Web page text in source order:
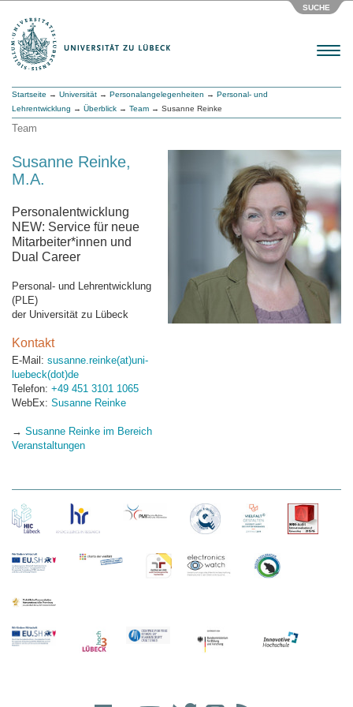
SUCHE
Menu
Startseite → Universität → Personalangelegenheiten → Personal- und
Lehrentwicklung → Überblick → Team → Susanne Reinke
Team
Susanne Reinke,
M.A.
Personalentwicklung
NEW: Service für neue
Mitarbeiter*innen und
Dual Career
Personal- und Lehrentwicklung
(PLE)
der Universität zu Lübeck
Kontakt
E-Mail: susanne.reinke(at)uni-
luebeck(dot)de
Telefon: +49 451 3101 1065
WebEx: Susanne Reinke
→ Susanne Reinke im Bereich
Veranstaltungen